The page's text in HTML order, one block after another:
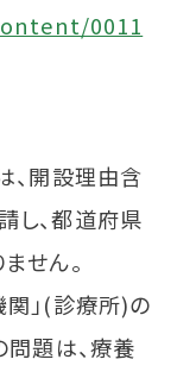
0011
、開設理由含
し、都道府県
せん。
」(診療所)の
問題は、療養